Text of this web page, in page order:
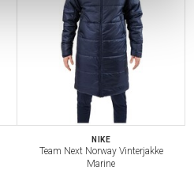
NIKE
Team Next Norway Vinterjakke
Marine